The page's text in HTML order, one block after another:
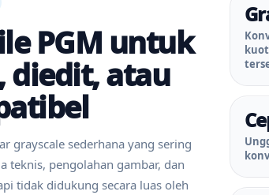
PGM untuk
diedit, atau
grayscale sederhana yang sering
teknis, pengolahan gambar, dan
tidak didukung secara luas oleh